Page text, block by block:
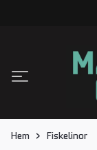
Hem Fiskelinor